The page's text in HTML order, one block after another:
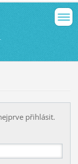
přihlásit.